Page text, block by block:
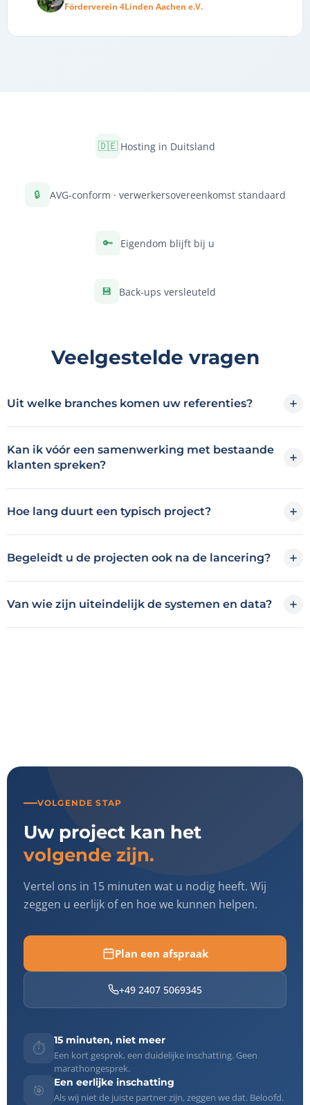
Förderverein 4Linden Aachen e.V.
🇩🇪 Hosting in Duitsland
🔒 AVG-conform · verwerkersovereenkomst standaard
🔑 Eigendom blijft bij u
💾 Back-ups versleuteld
Veelgestelde vragen
Uit welke branches komen uw referenties?
Kan ik vóór een samenwerking met bestaande
klanten spreken?
Hoe lang duurt een typisch project?
Begeleidt u de projecten ook na de lancering?
Van wie zijn uiteindelijk de systemen en data?
VOLGENDE STAP
Uw project kan het
volgende zijn.
Vertel ons in 15 minuten wat u nodig heeft. Wij
zeggen u eerlijk of en hoe we kunnen helpen.
Plan een afspraak
+49 2407 5069345
⏱️
15 minuten, niet meer
Een kort gesprek, een duidelijke inschatting. Geen
marathongesprek.
🎯
Een eerlijke inschatting
Als wij niet de juiste partner zijn, zeggen we dat. Beloofd.